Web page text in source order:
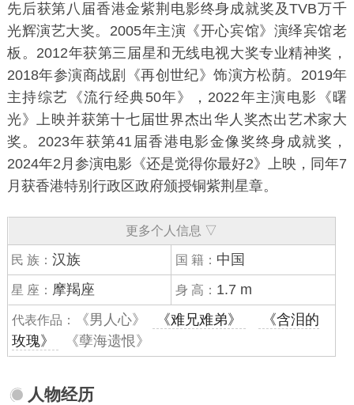
先后获第八届香港金紫荆电影终身成就奖及TVB万千
光辉演艺大奖。2005年主演《开心宾馆》演绎宾馆老
板。2012年获第三届星和无线电视大奖专业精神奖，
2018年参演商战剧《再创世纪》饰演方松荫。2019年
主持综艺《流行经典50年》，2022年主演电影《曙
光》上映并获第十七届世界杰出华人奖杰出艺术家大
奖。2023年获第41届香港电影金像奖终身成就奖，
2024年2月参演电影《还是觉得你最好2》上映，同年7
月获香港特别行政区政府颁授铜紫荆星章。
更多个人信息 ▽
民 族：汉族 国 籍： 中国
星 座： 摩羯座 身 高： 1.7 m
代表作品： 《男人心》 《难兄难弟》
《含泪的
玫瑰》
《孽海遗恨》
人物经历